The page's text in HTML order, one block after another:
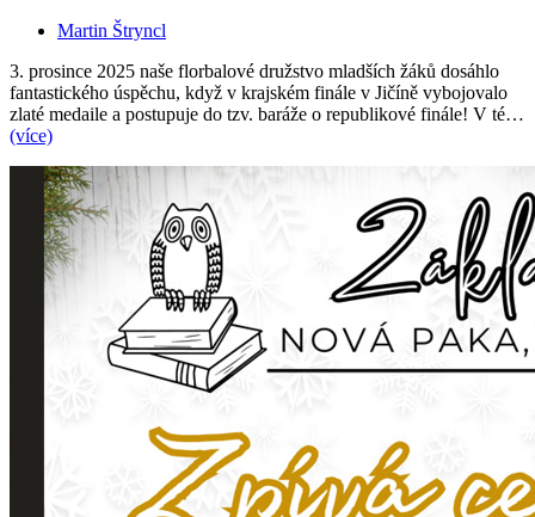
Martin Štryncl
3. prosince 2025 naše florbalové družstvo mladších žáků dosáhlo
fantastického úspěchu, když v krajském finále v Jičíně vybojovalo
zlaté medaile a postupuje do tzv. baráže o republikové finále! V té…
(více)